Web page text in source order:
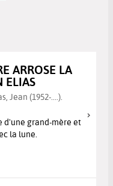
ARROSE LA
ELIAS
Jean (1952-....).
d'une grand-mère et
la lune.